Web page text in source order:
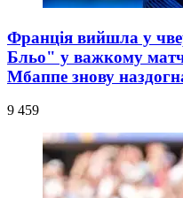
Франція вийшла у
Бльо" у важкому
Мбаппе знову
9 459